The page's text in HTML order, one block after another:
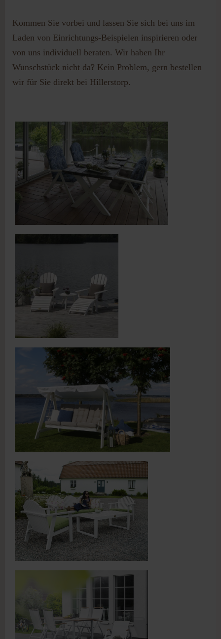
Kommen Sie vorbei und lassen Sie sich bei uns im
Laden von Einrichtungs-Beispielen inspirieren oder
von uns individuell beraten. Wir haben Ihr
Wunschstück nicht da? Kein Problem, gern bestellen
wir für Sie direkt bei Hillerstorp.